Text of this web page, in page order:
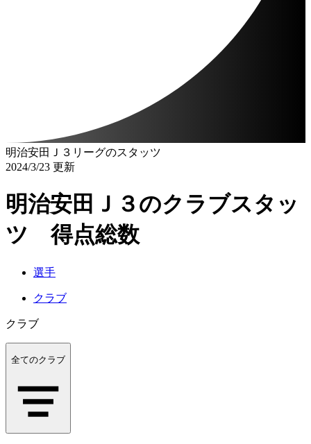
明治安田Ｊ３リーグのスタッツ
2024/3/23 更新
明治安田Ｊ３のクラブスタッ
ツ 得点総数
選手
クラブ
クラブ
全てのクラブ